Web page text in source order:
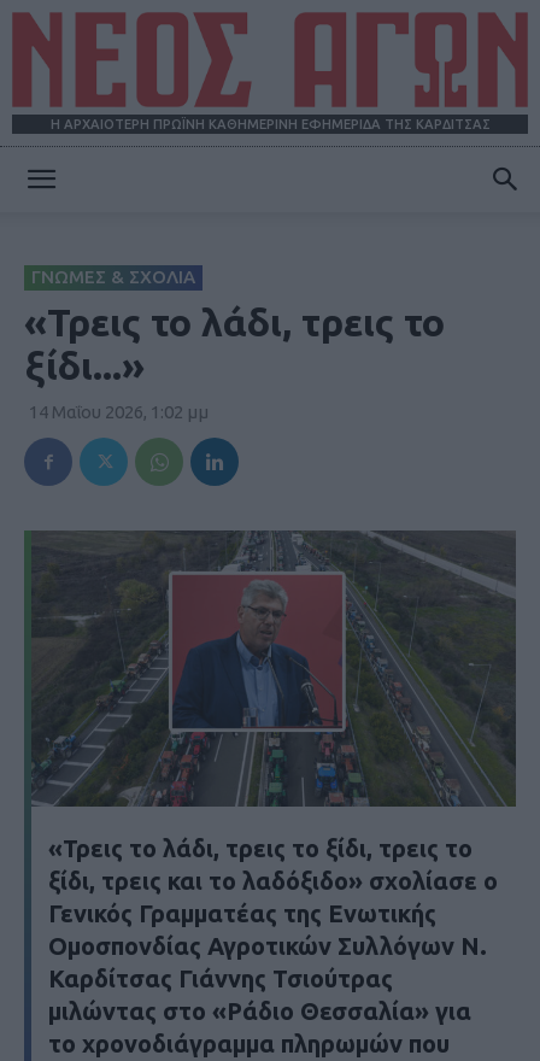
Η ΑΡΧΑΙΟΤΕΡΗ ΠΡΩΪΝΗ ΚΑΘΗΜΕΡΙΝΗ ΕΦΗΜΕΡΙΔΑ ΤΗΣ ΚΑΡΔΙΤΣΑΣ
ΓΝΩΜΕΣ & ΣΧΟΛΙΑ
«Τρεις το λάδι, τρεις το
ξίδι...»
14 Μαΐου 2026, 1:02 μμ
«Τρεις το λάδι, τρεις το ξίδι, τρεις το
ξίδι, τρεις και το λαδόξιδο» σχολίασε ο
Γενικός Γραμματέας της Ενωτικής
Ομοσπονδίας Αγροτικών Συλλόγων Ν.
Καρδίτσας Γιάννης Τσιούτρας
μιλώντας στο «Ράδιο Θεσσαλία» για
το χρονοδιάγραμμα πληρωμών που